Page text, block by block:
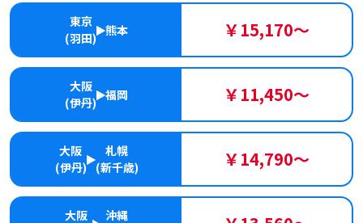
東京
(羽田)
熊本 ￥15,170～
大阪
(伊丹)
福岡 ￥11,450～
大阪
(伊丹)
札幌
(新千歳)
￥14,790～
大阪 沖縄